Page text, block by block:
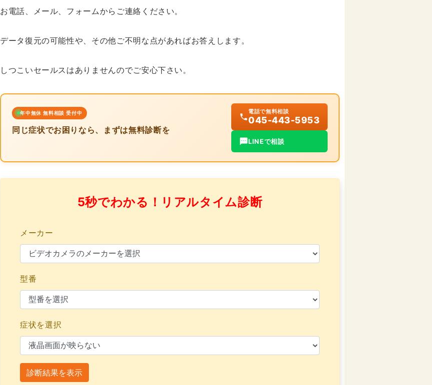
お電話、メール、フォームからご連絡ください。
データ復元の可能性や、その他ご不明な点があればお答えします。
しつこいセールスはありませんのでご安心下さい。
年中無休 無料相談 受付中
同じ症状でお困りなら、まずは無料診断を
電話で無料相談
045-443-5953
LINEで相談
5秒でわかる！リアルタイム診断
メーカー
型番
症状を選択
診断結果を表示